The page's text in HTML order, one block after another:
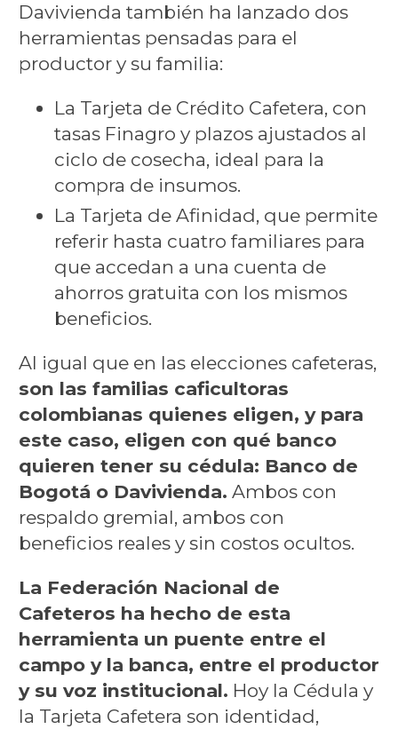
Davivienda también ha lanzado dos
herramientas pensadas para el
productor y su familia:
La Tarjeta de Crédito Cafetera, con
tasas Finagro y plazos ajustados al
ciclo de cosecha, ideal para la
compra de insumos.
La Tarjeta de Afinidad, que permite
referir hasta cuatro familiares para
que accedan a una cuenta de
ahorros gratuita con los mismos
beneficios.
Al igual que en las elecciones cafeteras,
son las familias caficultoras
colombianas quienes eligen, y para
este caso, eligen con qué banco
quieren tener su cédula: Banco de
Bogotá o Davivienda. Ambos con
respaldo gremial, ambos con
beneficios reales y sin costos ocultos.
La Federación Nacional de
Cafeteros ha hecho de esta
herramienta un puente entre el
campo y la banca, entre el productor
y su voz institucional. Hoy la Cédula y
la Tarjeta Cafetera son identidad,